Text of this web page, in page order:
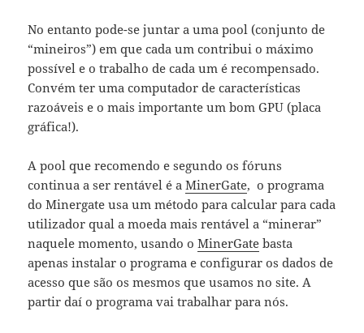
No entanto pode-se juntar a uma pool (conjunto de
“mineiros”) em que cada um contribui o máximo
possível e o trabalho de cada um é recompensado.
Convém ter uma computador de características
razoáveis e o mais importante um bom GPU (placa
gráfica!).
A pool que recomendo e segundo os fóruns
continua a ser rentável é aMinerGate, o programa
do Minergate usa um método para calcular para cada
utilizador qual a moeda mais rentável a “minerar”
naquele momento, usando oMinerGate basta
apenas instalar o programa e configurar os dados de
acesso que são os mesmos que usamos no site. A
partir daí o programa vai trabalhar para nós.